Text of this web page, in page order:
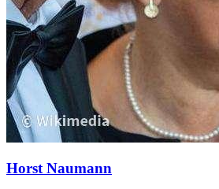
Horst Naumann